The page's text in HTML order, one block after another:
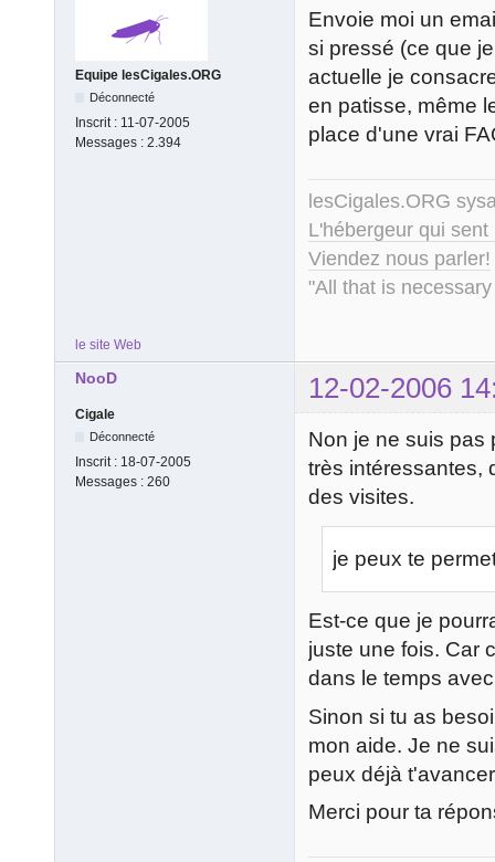
Equipe lesCigales.ORG
Déconnecté
Inscrit : 11-07-2005
Messages : 2.394
Envoie moi un
si pressé (ce que
actuelle je
en patisse, même
place d'une vrai
lesCigales.ORG
L'hébergeur qui
Viendez nous parler!
"All that is
le site Web
NooD 12-02-2006
Cigale
Déconnecté
Inscrit : 18-07-2005
Messages : 260
Non je ne suis pas
très intéressantes,
des visites.
je peux te
Est-ce que je
juste une fois. Car
dans le temps
Sinon si tu as
mon aide. Je ne
peux déjà
Merci pour ta